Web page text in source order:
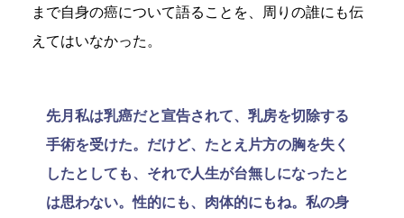
まで自身の癌について語ることを、周りの誰にも伝
えてはいなかった。
先月私は乳癌だと宣告されて、乳房を切除する
手術を受けた。だけど、たとえ片方の胸を失く
したとしても、それで人生が台無しになったと
は思わない。性的にも、肉体的にもね。私の身